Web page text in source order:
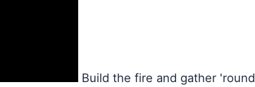
Build the fire and gather 'round